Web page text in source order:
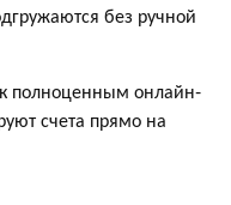
без ручной
полноценным онлайн-
счета прямо на